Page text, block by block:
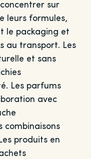
sur
leurs formules,
le packaging et
au transport. Les
et sans
Les parfums
avec
combinaisons
produits en